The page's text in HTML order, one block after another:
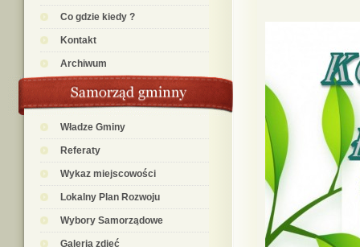
Co gdzie kiedy ?
Kontakt
Archiwum
Władze Gminy
Referaty
Wykaz miejscowości
Lokalny Plan Rozwoju
Wybory Samorządowe
Galeria zdjęć